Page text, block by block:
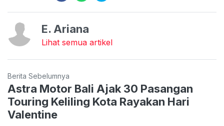
E. Ariana
Lihat semua artikel
Berita Sebelumnya
Astra Motor Bali Ajak 30 Pasangan
Touring Keliling Kota Rayakan Hari
Valentine